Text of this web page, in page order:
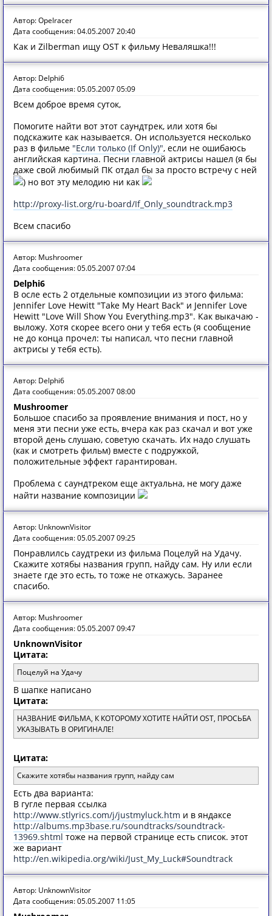
Автор: Opelracer
Дата сообщения: 04.05.2007 20:40
Как и Zilberman ищу OST к фильму Неваляшка!!!
Автор: Delphi6
Дата сообщения: 05.05.2007 05:09
Всем доброе время суток,
Помогите найти вот этот саундтрек, или хотя бы
подскажите как называется. Он используется несколько
раз в фильме "Если только (If Only)", если не ошибаюсь
английская картина. Песни главной актрисы нашел (я бы
даже свой любимый ПК отдал бы за просто встречу с ней
) но вот эту мелодию ни как
http://proxy-list.org/ru-board/If_Only_soundtrack.mp3
Всем спасибо
Автор: Mushroomer
Дата сообщения: 05.05.2007 07:04
Delphi6
В осле есть 2 отдельные композиции из этого фильма:
Jennifer Love Hewitt "Take My Heart Back" и Jennifer Love
Hewitt "Love Will Show You Everything.mp3". Как выкачаю -
выложу. Хотя скорее всего они у тебя есть (я сообщение
не до конца прочел: ты написал, что песни главной
актрисы у тебя есть).
Автор: Delphi6
Дата сообщения: 05.05.2007 08:00
Mushroomer
Большое спасибо за проявление внимания и пост, но у
меня эти песни уже есть, вчера как раз скачал и вот уже
второй день слушаю, советую скачать. Их надо слушать
(как и смотреть фильм) вместе с подружкой,
положительные эффект гарантирован.
Проблема с саундтреком еще актуальна, не могу даже
найти название композиции
Автор: UnknownVisitor
Дата сообщения: 05.05.2007 09:25
Понравлилсь саудтреки из фильма Поцелуй на Удачу.
Скажите хотябы названия групп, найду сам. Ну или если
знаете где это есть, то тоже не откажусь. Заранее
спасибо.
Автор: Mushroomer
Дата сообщения: 05.05.2007 09:47
UnknownVisitor
Цитата:
Поцелуй на Удачу
В шапке написано
Цитата:
НАЗВАНИЕ ФИЛЬМА, К КОТОРОМУ ХОТИТЕ НАЙТИ OST, ПРОСЬБА
УКАЗЫВАТЬ В ОРИГИНАЛЕ!
Цитата:
Скажите хотябы названия групп, найду сам
Есть два варианта:
В гугле первая ссылка
http://www.stlyrics.com/j/justmyluck.htm и в яндаксе
http://albums.mp3base.ru/soundtracks/soundtrack-
13969.shtml тоже на первой странице есть список. этот
же вариант
http://en.wikipedia.org/wiki/Just_My_Luck#Soundtrack
Автор: UnknownVisitor
Дата сообщения: 05.05.2007 11:05